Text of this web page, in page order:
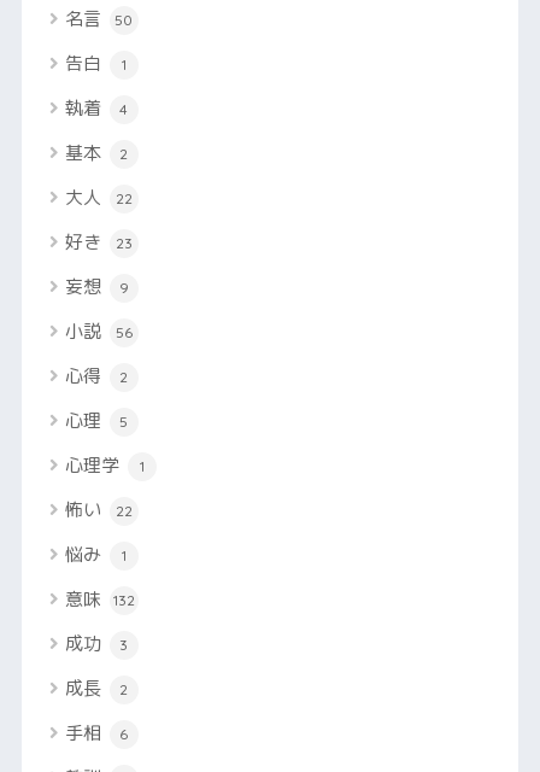
名言 50
告白 1
執着 4
基本 2
大人 22
好き 23
妄想 9
小説 56
心得 2
心理 5
心理学 1
怖い 22
悩み 1
意味 132
成功 3
成長 2
手相 6